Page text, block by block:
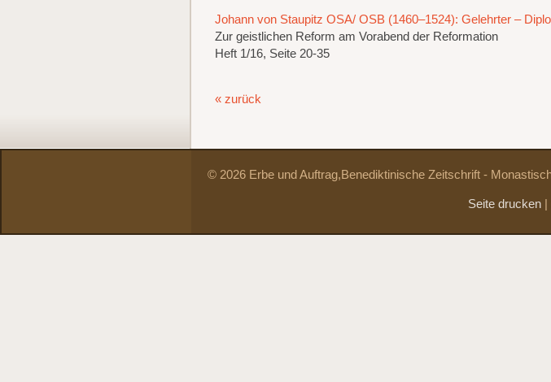
Johann von Staupitz OSA/ OSB (1460–1524): Gelehrter –
Zur geistlichen Reform am Vorabend der Reformation
Heft 1/16, Seite 20-35
« zurück
© 2026 Erbe und Auftrag,Benediktinische Zeitschrift -
Seite drucken